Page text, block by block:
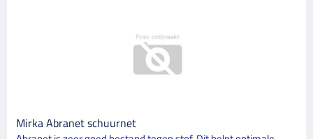
SIA
Mirka Abranet schuurnet